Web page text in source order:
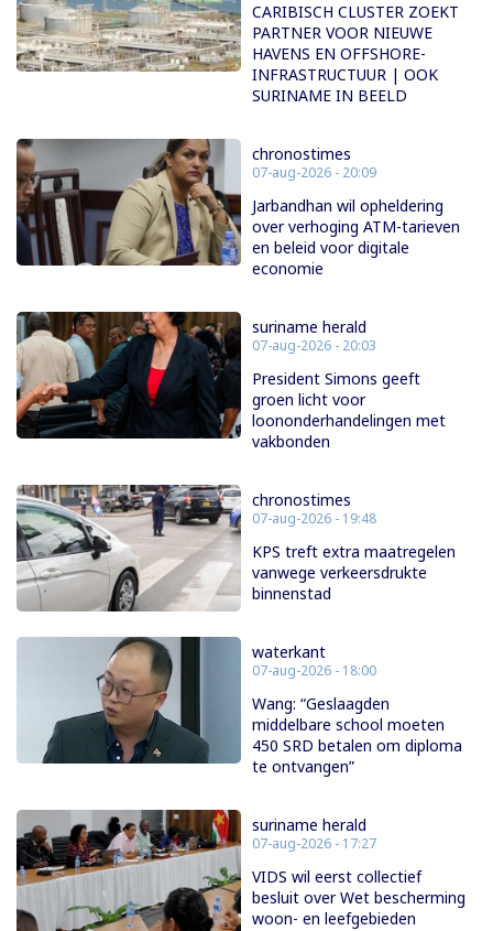
CARIBISCH CLUSTER ZOEKT
PARTNER VOOR NIEUWE
HAVENS EN OFFSHORE-
INFRASTRUCTUUR | OOK
SURINAME IN BEELD
chronostimes
07-aug-2026 - 20:09
Jarbandhan wil opheldering
over verhoging ATM-tarieven
en beleid voor digitale
economie
suriname herald
07-aug-2026 - 20:03
President Simons geeft
groen licht voor
loononderhandelingen met
vakbonden
chronostimes
07-aug-2026 - 19:48
KPS treft extra maatregelen
vanwege verkeersdrukte
binnenstad
waterkant
07-aug-2026 - 18:00
Wang: “Geslaagden
middelbare school moeten
450 SRD betalen om diploma
te ontvangen”
suriname herald
07-aug-2026 - 17:27
VIDS wil eerst collectief
besluit over Wet bescherming
woon- en leefgebieden